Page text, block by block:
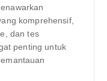
komprehensif,
dan tes
penting untuk